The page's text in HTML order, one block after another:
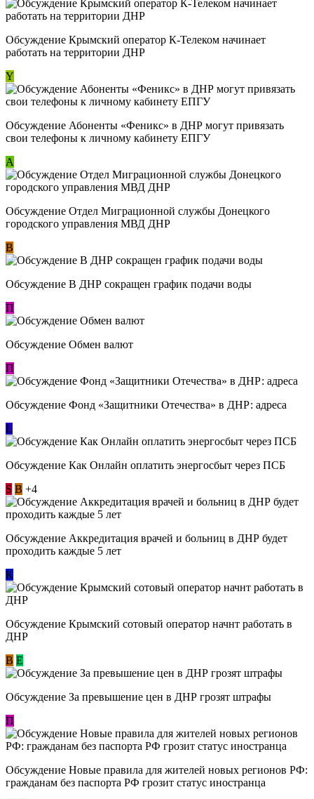
Обсуждение Крымский оператор К-Телеком начинает
работать на территории ДНР
Y
Обсуждение ​Абоненты «Феникс» в ДНР могут привязать
свои телефоны к личному кабинету ЕПГУ
А
Обсуждение Отдел Миграционной службы Донецкого
городского управления МВД ДНР
В
Обсуждение В ДНР сокращен график подачи воды
П
Обсуждение Обмен валют
П
Обсуждение Фонд «Защитники Отечества» в ДНР: адреса
L
Обсуждение ​Как Онлайн оплатить энергосбыт через ПСБ
S В +4
Обсуждение Аккредитация врачей и больниц в ДНР будет
проходить каждые 5 лет
К
Обсуждение Крымский сотовый оператор начнт работать в
ДНР
В E
Обсуждение За превышение цен в ДНР грозят штрафы
П
Обсуждение Новые правила для жителей новых регионов РФ:
гражданам без паспорта РФ грозит статус иностранца